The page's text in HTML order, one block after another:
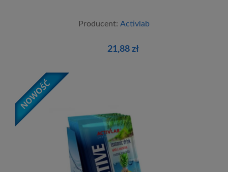
Producent: Activlab
21,88 zł